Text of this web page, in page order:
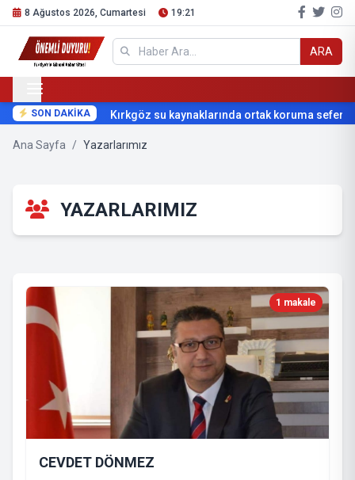
8 Ağustos 2026, Cumartesi 19:21
ARA
SON DAKİKA Kırkgöz su kaynaklarında ortak koruma
Ana Sayfa / Yazarlarımız
YAZARLARIMIZ
1 makale
CEVDET DÖNMEZ